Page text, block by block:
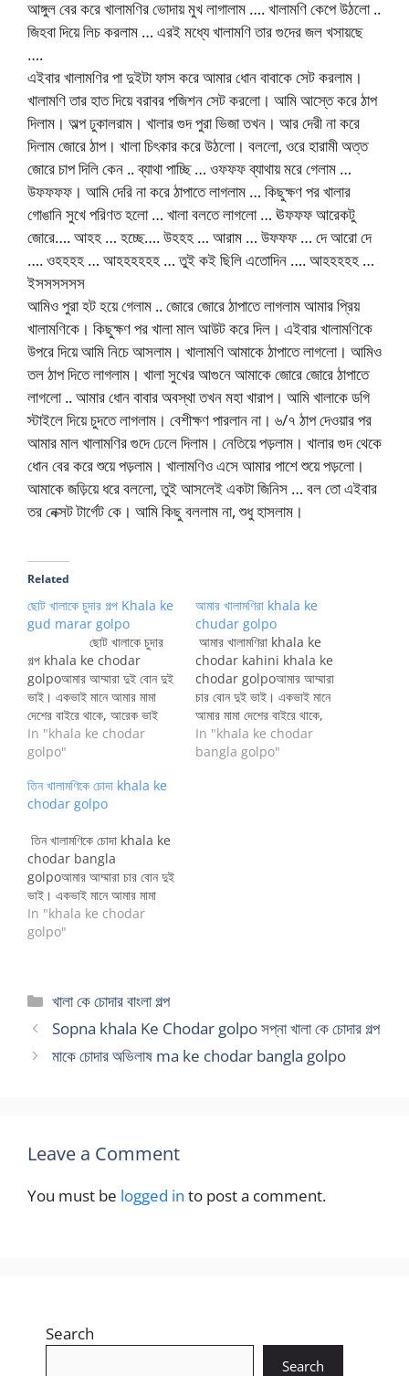
আঙ্গুল বের করে খালামণির ভোদায় মুখ লাগালাম …. খালামণি কেপে উঠলো ..
জিহবা দিয়ে লিচ করলাম … এরই মধ্যে খালামণি তার গুদের জল খসায়ছে
….
এইবার খালামণির পা দুইটা ফাস করে আমার ধোন বাবাকে সেট করলাম।
খালামণি তার হাত দিয়ে বরাবর পজিশন সেট করলো। আমি আস্তে করে ঠাপ
দিলাম। অল্প ঢুকালরাম। খালার গুদ পুরা ভিজা তখন। আর দেরী না করে
দিলাম জোরে ঠাপ। খালা চিৎকার করে উঠলো। বললো, ওরে হারামী অত্ত
জোরে চাপ দিলি কেন .. ব্যাথা পাচ্ছি … ওফফফ ব্যাথায় মরে গেলাম …
উফফফফ। আমি দেরি না করে ঠাপাতে লাগলাম … কিছুক্ষণ পর খালার
গোঙানি সুখে পরিণত হলো … খালা বলতে লাগলো … ঊফফফ আরেকটু
জোরে…. আহহ … হচ্ছে…. উহহহ … আরাম … উফফফ … দে আরো দে
…. ওহহহহ … আহহহহহহ … তুই কই ছিলি এতোদিন …. আহহহহহ …
ইসসসসসস
আমিও পুরা হট হয়ে গেলাম .. জোরে জোরে ঠাপাতে লাগলাম আমার প্রিয়
খালামণিকে। কিছুক্ষণ পর খালা মাল আউট করে দিল। এইবার খালামণিকে
উপরে দিয়ে আমি নিচে আসলাম। খালামণি আমাকে ঠাপাতে লাগলো। আমিও
তল ঠাপ দিতে লাগলাম। খালা সুখের আগুনে আমাকে জোরে জোরে ঠাপাতে
লাগলো .. আমার ধোন বাবার অবস্থা তখন মহা খারাপ। আমি খালাকে ডগি
স্টাইলে দিয়ে চুদতে লাগলাম। বেশীক্ষণ পারলান না। ৬/৭ ঠাপ দেওয়ার পর
আমার মাল খালামণির গুদে ঢেলে দিলাম। নেতিয়ে পড়লাম। খালার গুদ থেকে
ধোন বের করে শুয়ে পড়লাম। খালামণিও এসে আমার পাশে শুয়ে পড়লো।
আমাকে জড়িয়ে ধরে বললো, তুই আসলেই একটা জিনিস … বল তো এইবার
তর নেক্সট টার্গেট কে। আমি কিছু বললাম না, শুধু হাসলাম।
Related
ছোট খালাকে চুদার গল্প Khala ke
gud marar golpo
ছোট খালাকে চুদার
গল্প khala ke chodar
golpoআমার আম্মারা দুই বোন দুই
ভাই। একভাই মানে আমার মামা
দেশের বাইরে থাকে, আরেক ভাই
ছোট বেলায় মারা যান। আমার আম্মা
সবার বড়। তারপরে মেজো মামা
এই কাহিনী ।খালা আমার…
In "khala ke chodar
golpo"
আমার খালামণিরা khala ke
chudar golpo
আমার খালামণিরা khala ke
chodar kahini khala ke
chodar golpoআমার আম্মারা
চার বোন দুই ভাই। একভাই মানে
আমার মামা দেশের বাইরে থাকে,
আরেক ভাই ছোট বেলায় মারা যান।
আমার আম্মা সবার বড়। তারপরের
In "khala ke chodar
bangla golpo"
তিন খালামণিকে চোদা khala ke
chodar golpo
তিন খালামণিকে চোদা khala ke
chodar bangla
golpoআমার আম্মারা চার বোন দুই
ভাই। একভাই মানে আমার মামা
দেশের বাইরে থাকে, আরেক ভাই
ছোট বেলায় মারা যান। আমার আম্মা
In "khala ke chodar
golpo"
Categories
খালা কে চোদার বাংলা গল্প
Sopna khala Ke Chodar golpo সপ্না খালা কে চোদার গল্প
মাকে চোদার অভিলাষ ma ke chodar bangla golpo
Leave a Comment
You must be logged in to post a comment.
Search
Search